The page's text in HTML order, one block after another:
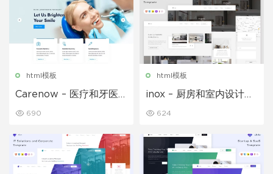
html模板
Carenow – 医疗和牙医
690
html模板
inox – 厨房和室内设计模
624